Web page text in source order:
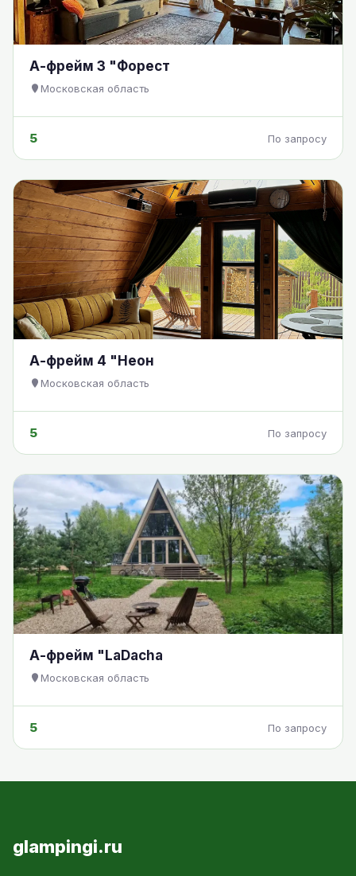
А-фрейм 3 "Форест
Московская область
5 По запросу
А-фрейм 4 "Неон
Московская область
5 По запросу
А-фрейм "LaDacha
Московская область
5 По запросу
glampingi.ru